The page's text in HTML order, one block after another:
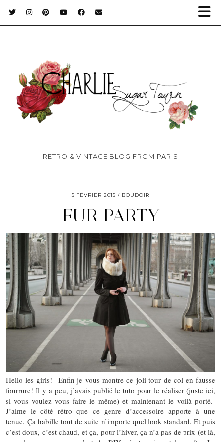
RETRO & VINTAGE BLOG FROM PARIS
5 FÉVRIER 2015 BOUDOIR
FUR PARTY
Hello les girls! Enfin je vous montre ce joli tour de col en fausse
fourrure! Il y a peu, j’avais publié le tuto pour le réaliser (juste ici,
si vous voulez vous faire le même) et maintenant le voilà porté.
J’aime le côté rétro que ce genre d’accessoire apporte à une
tenue. Ça habille tout de suite n’importe quel look standard. Et puis
c’est doux, c’est chaud, et ça, pour l’hiver, ça n’a pas de prix (et là,